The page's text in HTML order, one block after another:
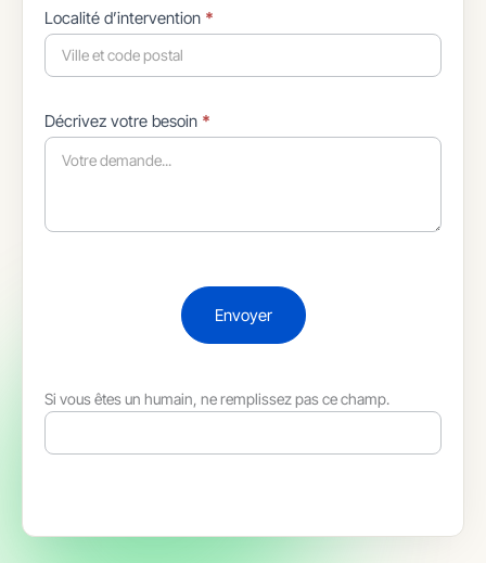
Localité d’intervention *
Décrivez votre besoin *
Envoyer
Si vous êtes un humain, ne remplissez pas ce champ.